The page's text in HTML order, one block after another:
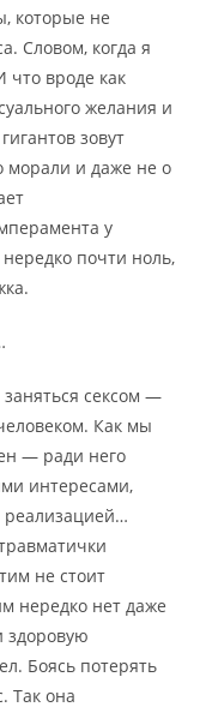
которые не
Словом, когда я
что вроде как
желания и
зовут
морали и даже не о
у
почти ноль,
сексом —
Как мы
— ради него
интересами,
реализацией…
не стоит
нередко нет даже
здоровую
Боясь потерять
Так она